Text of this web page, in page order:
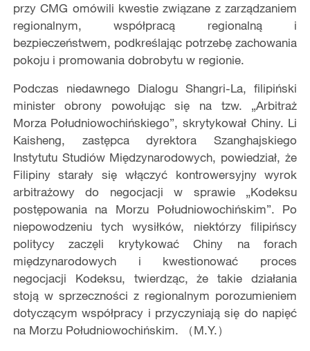
przy CMG omówili kwestie związane z zarządzaniem
regionalnym, współpracą regionalną i
bezpieczeństwem, podkreślając potrzebę zachowania
pokoju i promowania dobrobytu w regionie.
Podczas niedawnego Dialogu Shangri-La, filipiński
minister obrony powołując się na tzw. „Arbitraż
Morza Południowochińskiego”, skrytykował Chiny. Li
Kaisheng, zastępca dyrektora Szanghajskiego
Instytutu Studiów Międzynarodowych, powiedział, że
Filipiny starały się włączyć kontrowersyjny wyrok
arbitrażowy do negocjacji w sprawie „Kodeksu
postępowania na Morzu Południowochińskim”. Po
niepowodzeniu tych wysiłków, niektórzy filipińscy
politycy zaczęli krytykować Chiny na forach
międzynarodowych i kwestionować proces
negocjacji Kodeksu, twierdząc, że takie działania
stoją w sprzeczności z regionalnym porozumieniem
dotyczącym współpracy i przyczyniają się do napięć
na Morzu Południowochińskim. （M.Y.）